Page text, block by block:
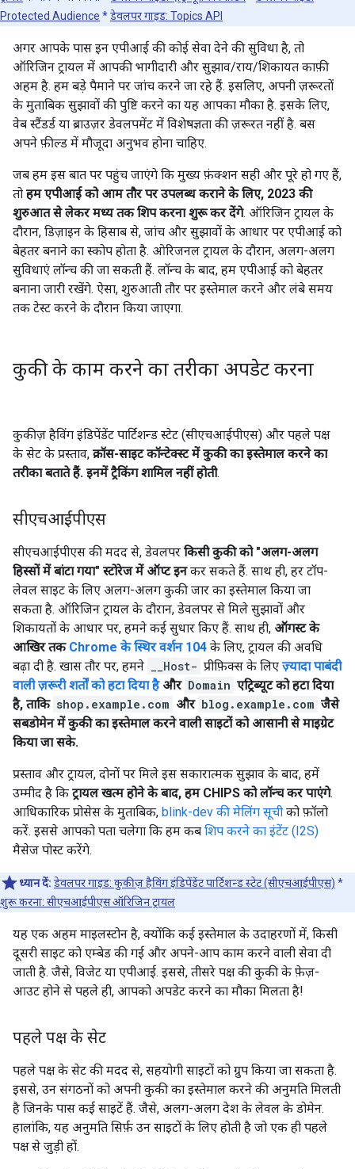
Protected Audience *डेवलपर गाइड: Topics API
अगर आपके पास इन एपीआई की कोई सेवा देने की सुविधा है, तो
ऑरिजिन ट्रायल में आपकी भागीदारी और सुझाव/राय/शिकायत काफ़ी
अहम है. हम बड़े पैमाने पर जांच करने जा रहे हैं. इसलिए, अपनी ज़रूरतों
के मुताबिक सुझावों की पुष्टि करने का यह आपका मौका है. इसके लिए,
वेब स्टैंडर्ड या ब्राउज़र डेवलपमेंट में विशेषज्ञता की ज़रूरत नहीं है. बस
अपने फ़ील्ड में मौजूदा अनुभव होना चाहिए.
जब हम इस बात पर पहुंच जाएंगे कि मुख्य फ़ंक्शन सही और पूरे हो गए हैं,
तो हम एपीआई को आम तौर पर उपलब्ध कराने के लिए, 2023 की
शुरुआत से लेकर मध्य तक शिप करना शुरू कर देंगे. ऑरिजिन ट्रायल के
दौरान, डिज़ाइन के हिसाब से, जांच और सुझावों के आधार पर एपीआई को
बेहतर बनाने का स्कोप होता है. ओरिजनल ट्रायल के दौरान, अलग-अलग
सुविधाएं लॉन्च की जा सकती हैं. लॉन्च के बाद, हम एपीआई को बेहतर
बनाना जारी रखेंगे. ऐसा, शुरुआती तौर पर इस्तेमाल करने और लंबे समय
तक टेस्ट करने के दौरान किया जाएगा.
कुकी के काम करने का तरीका अपडेट करना
कुकीज़ हैविंग इंडिपेंडेंट पार्टिशन्ड स्टेट (सीएचआईपीएस) और पहले पक्ष
के सेट के प्रस्ताव, क्रॉस-साइट कॉन्टेक्स्ट में कुकी का इस्तेमाल करने का
तरीका बताते हैं. इनमें ट्रैकिंग शामिल नहीं होती.
सीएचआईपीएस
सीएचआईपीएस की मदद से, डेवलपर किसी कुकी को "अलग-अलग
हिस्सों में बांटा गया" स्टोरेज में ऑप्ट इनकर सकते हैं. साथ ही, हर टॉप-
लेवल साइट के लिए अलग-अलग कुकी जार का इस्तेमाल किया जा
सकता है. ऑरिजिन ट्रायल के दौरान, डेवलपर से मिले सुझावों और
शिकायतों के आधार पर, हमने कई सुधार किए हैं. साथ ही, ऑगस्ट के
आखिर तक Chrome के स्थिर वर्शन 104 के लिए, ट्रायल की अवधि
बढ़ा दी है. खास तौर पर, हमने
__Host- प्रीफ़िक्स के लिए ज़्यादा पाबंदी
वाली ज़रूरी शर्तों को हटा दिया हैऔर Domain एट्रिब्यूट को हटा दिया
है, ताकि shop.example.com और blog.example.com जैसे
सबडोमेन में कुकी का इस्तेमाल करने वाली साइटों को आसानी से माइग्रेट
किया जा सके.
प्रस्ताव और ट्रायल, दोनों पर मिले इस सकारात्मक सुझाव के बाद, हमें
उम्मीद है कि ट्रायल खत्म होने के बाद, हम CHIPS को लॉन्च कर पाएंगे.
आधिकारिक प्रोसेस के मुताबिक, blink-dev की मेलिंग सूची को फ़ॉलो
करें. इससे आपको पता चलेगा कि हम कब शिप करने का इंटेंट (I2S)
मैसेज पोस्ट करेंगे.
ध्यान दें: डेवलपर गाइड: कुकीज़ हैविंग इंडिपेंडेंट पार्टिशन्ड स्टेट (सीएचआईपीएस) *
शुरू करना: सीएचआईपीएस ऑरिजिन ट्रायल
यह एक अहम माइलस्टोन है, क्योंकि कई इस्तेमाल के उदाहरणों में, किसी
दूसरी साइट को एम्बेड की गई और अपने-आप काम करने वाली सेवा दी
जाती है. जैसे, विजेट या एपीआई. इससे, तीसरे पक्ष की कुकी के फ़ेज़-
आउट होने से पहले ही, आपको अपडेट करने का मौका मिलता है!
पहले पक्ष के सेट
पहले पक्ष के सेट की मदद से, सहयोगी साइटों को ग्रुप किया जा सकता है.
इससे, उन संगठनों को अपनी कुकी का इस्तेमाल करने की अनुमति मिलती
है जिनके पास कई साइटें हैं. जैसे, अलग-अलग देश के लेवल के डोमेन.
हालांकि, यह अनुमति सिर्फ़ उन साइटों के लिए होती है जो एक ही पहले
पक्ष से जुड़ी हों.